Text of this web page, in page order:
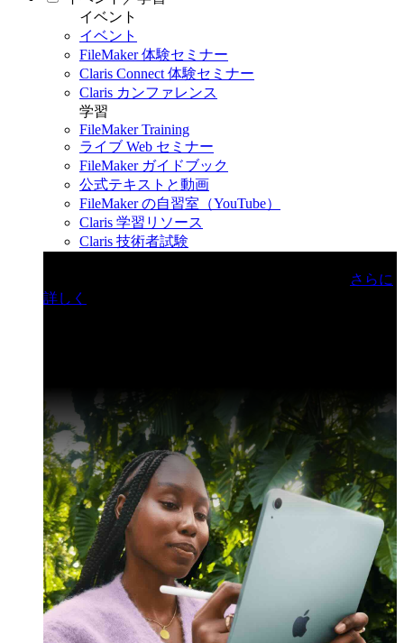
イベント
イベント
FileMaker 体験セミナー
Claris Connect 体験セミナー
Claris カンファレンス
学習
FileMaker Training
ライブ Web セミナー
FileMaker ガイドブック
公式テキストと動画
FileMaker の自習室（YouTube）
Claris 学習リソース
Claris 技術者試験
さらに
詳しく